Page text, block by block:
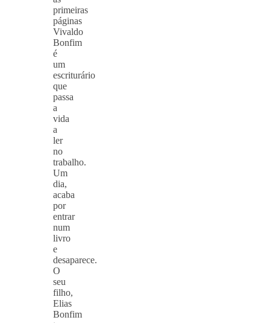
primeiras
páginas
Vivaldo
Bonfim
é
um
escriturário
que
passa
a
vida
a
ler
no
trabalho.
Um
dia,
acaba
por
entrar
num
livro
e
desaparece.
O
seu
filho,
Elias
Bonfim